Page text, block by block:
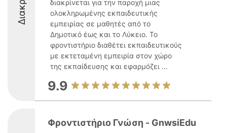
διακρίνεται για την παροχή μιας
ολοκληρωμένης εκπαιδευτικής
εμπειρίας σε μαθητές από το
Δημοτικό έως και το Λύκειο. Το
φροντιστήριο διαθέτει εκπαιδευτικούς
με εκτεταμένη εμπειρία στον χώρο
της εκπαίδευσης και εφαρμόζει ...
9.9
Φροντιστήριο Γνώση - GnwsiEdu